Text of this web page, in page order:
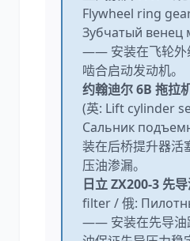
Flywheel ring
Зубчатый венец
—— 安装在飞轮外
啮合启动发动机。
约翰迪尔 6B 拖拉
(英: Lift cylinder
Сальник
装在后桥提升器活
压油渗漏。
日立 ZX200-3 先
filter / 俄:
—— 安装在先导油